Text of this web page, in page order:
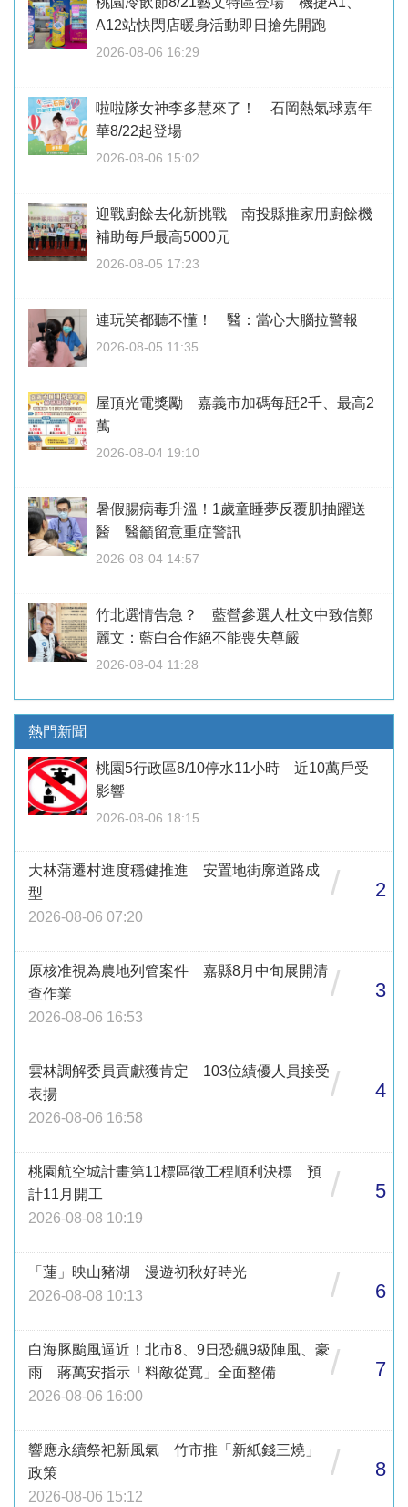
A12站快閃店暖身活動即日搶先開跑
2026-08-06 16:29
啦啦隊女神李多慧來了！ 石岡熱氣球嘉年
華8/22起登場
2026-08-06 15:02
迎戰廚餘去化新挑戰 南投縣推家用廚餘機
補助每戶最高5000元
2026-08-05 17:23
連玩笑都聽不懂！ 醫：當心大腦拉警報
2026-08-05 11:35
屋頂光電獎勵 嘉義市加碼每瓩2千、最高2
萬
2026-08-04 19:10
暑假腸病毒升溫！1歲童睡夢反覆肌抽躍送
醫 醫籲留意重症警訊
2026-08-04 14:57
竹北選情告急？ 藍營參選人杜文中致信鄭
麗文：藍白合作絕不能喪失尊嚴
2026-08-04 11:28
熱門新聞
桃園5行政區8/10停水11小時 近10萬戶受
影響
2026-08-06 18:15
大林蒲遷村進度穩健推進 安置地街廓道路成
型
2026-08-06 07:20
/ 2
原核准視為農地列管案件 嘉縣8月中旬展開清
查作業
2026-08-06 16:53
/ 3
雲林調解委員貢獻獲肯定 103位績優人員接受
表揚
2026-08-06 16:58
/ 4
桃園航空城計畫第11標區徵工程順利決標 預
計11月開工
2026-08-08 10:19
/ 5
「蓮」映山豬湖 漫遊初秋好時光
2026-08-08 10:13
/ 6
白海豚颱風逼近！北市8、9日恐飆9級陣風、豪
雨 蔣萬安指示「料敵從寬」全面整備
2026-08-06 16:00
/ 7
響應永續祭祀新風氣 竹市推「新紙錢三燒」
政策
2026-08-06 15:12
/ 8